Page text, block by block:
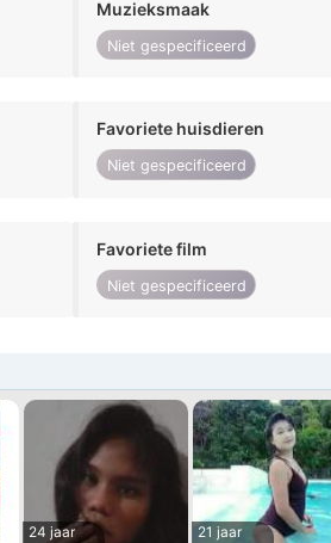
Muzieksmaak
Niet gespecificeerd
Favoriete huisdieren
Niet gespecificeerd
Favoriete film
Niet gespecificeerd
24 jaar
21 jaar